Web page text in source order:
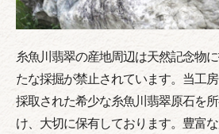
糸魚川翡翠の産地周辺は天然記念物
たな採掘が禁止されています。当工
採取された希少な糸魚川翡翠原石を
け、大切に保有しております。豊富